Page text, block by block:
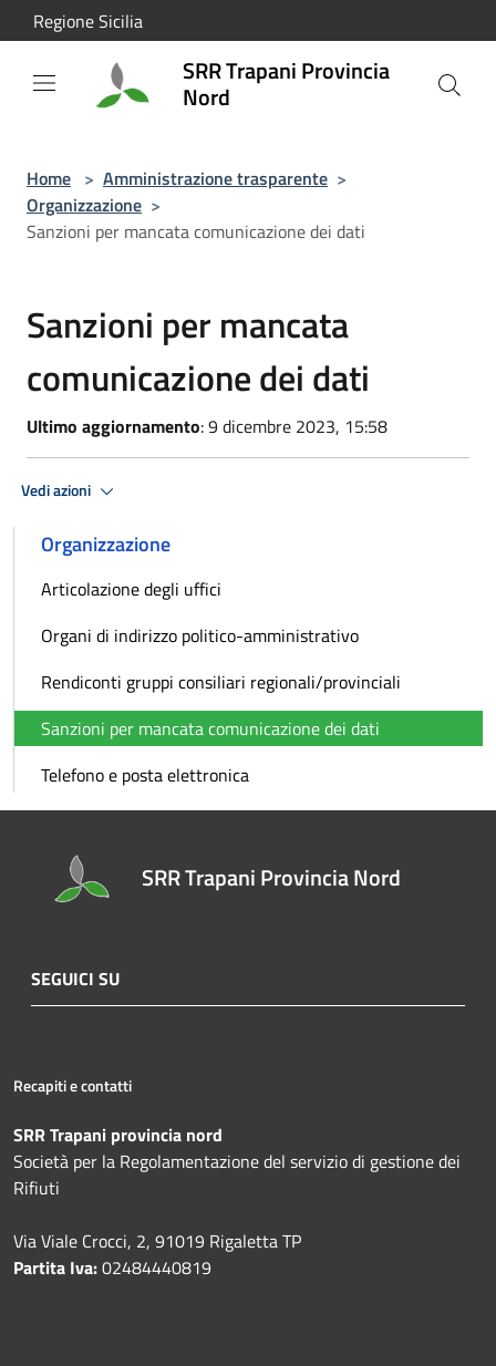
Salta al contenuto principale
Regione Sicilia
SRR Trapani Provincia
Nord
Home > Amministrazione trasparente >
Organizzazione >
Sanzioni per mancata comunicazione dei dati
Sanzioni per mancata
comunicazione dei dati
Ultimo aggiornamento: 9 dicembre 2023, 15:58
Vedi azioni
Organizzazione
Articolazione degli uffici
Organi di indirizzo politico-amministrativo
Rendiconti gruppi consiliari regionali/provinciali
Sanzioni per mancata comunicazione dei dati
Telefono e posta elettronica
SRR Trapani Provincia Nord
SEGUICI SU
Recapiti e contatti
SRR Trapani provincia nord
Società per la Regolamentazione del servizio di gestione dei
Rifiuti
Via Viale Crocci, 2, 91019 Rigaletta TP
Partita Iva:02484440819